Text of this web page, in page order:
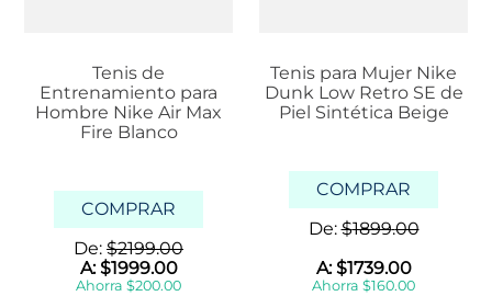
Tenis de
Entrenamiento para
Hombre Nike Air Max
Fire Blanco
COMPRAR
De: $2199.00
A:$1999.00
Ahorra $200.00
Tenis para Mujer Nike
Dunk Low Retro SE de
Piel Sintética Beige
COMPRAR
De:$1899.00
A:$1739.00
Ahorra $160.00